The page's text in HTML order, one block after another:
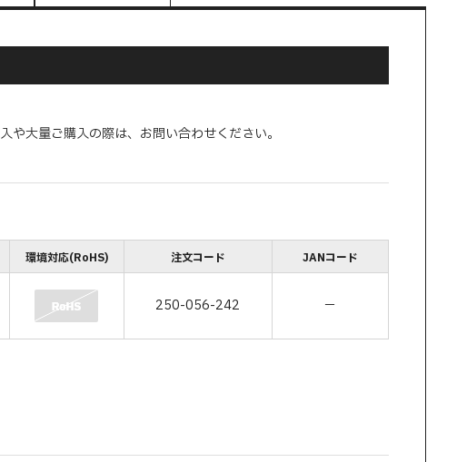
大量ご購入の際は、お問い合わせください。
環境対応(RoHS) 注文コード JANコード
250-056-242 －